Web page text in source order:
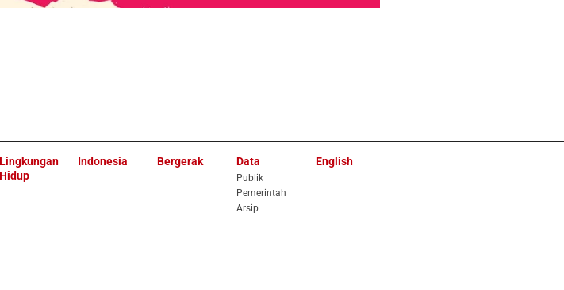
Lingkungan
Hidup
Indonesia Bergerak Data
Publik
Pemerintah
Arsip
English